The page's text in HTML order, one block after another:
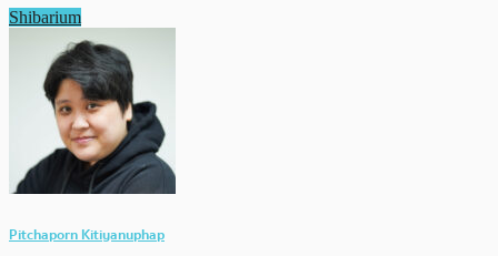
Shibarium
Pitchaporn Kitiyanuphap